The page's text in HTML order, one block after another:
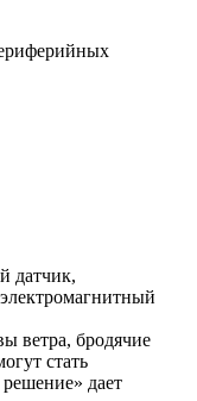
датчик,
ветра, бродячие
стать
дает